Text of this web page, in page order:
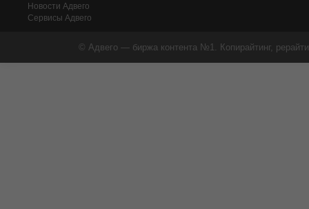
Новости Адвего
Сервисы Адвего
© Адвего — биржа контента №1. Копирайтинг,